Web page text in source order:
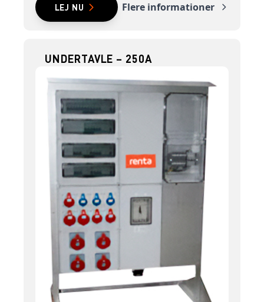
LEJ NU Flere informationer
UNDERTAVLE – 250A